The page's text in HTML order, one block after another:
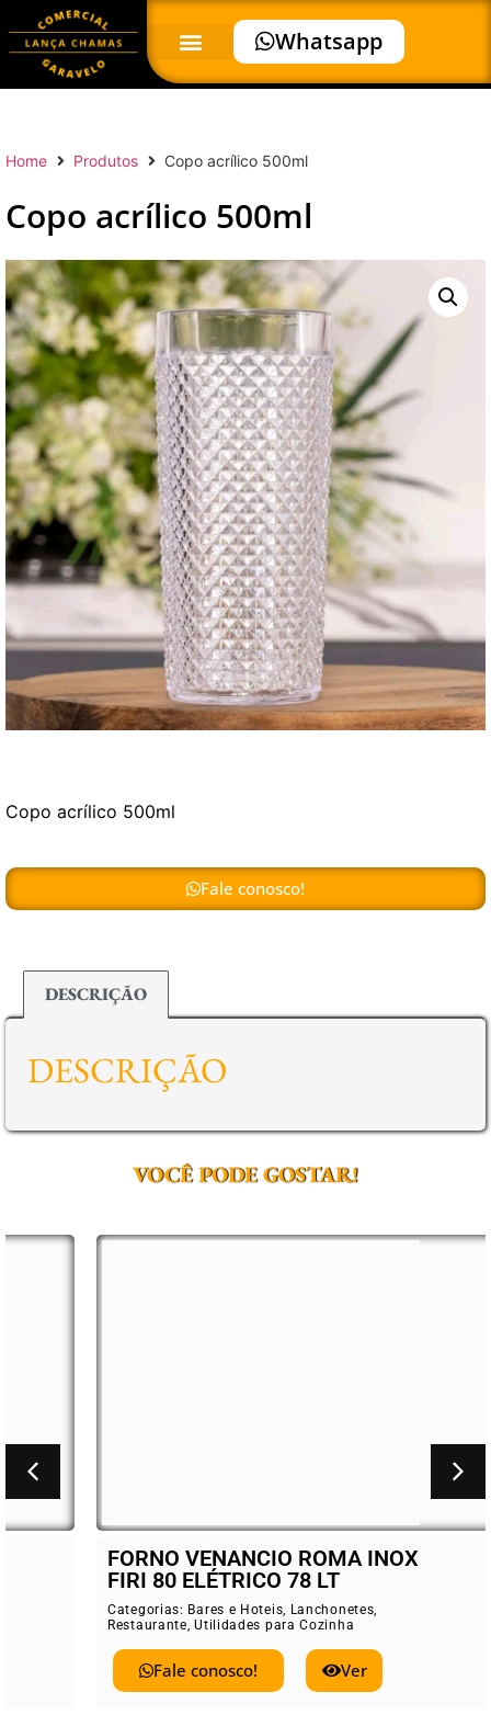
Whatsapp
Home Produtos Copo acrílico 500ml
Copo acrílico 500ml
Copo acrílico 500ml
Fale conosco!
DESCRIÇÃO
DESCRIÇÃO
VOCÊ PODE GOSTAR!
FORNO VENANCIO ROMA INOX
FIRI 80 ELÉTRICO 78 LT
Categorias:Bares e Hoteis,Lanchonetes,
,Utilidades para Cozinha
Fale conosco!